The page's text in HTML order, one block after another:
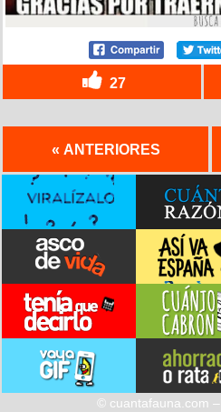
27
« ANTERIORES
© cuantafauna.com –